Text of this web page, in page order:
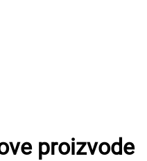
proizvode